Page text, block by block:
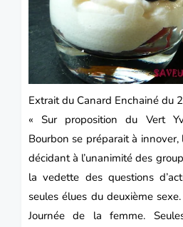
Extrait du Canard Enchainé du
« Sur proposition du Vert
Bourbon se préparait à
décidant à l’unanimité des
la vedette des questions
seules élues du deuxième
Journée de la femme.